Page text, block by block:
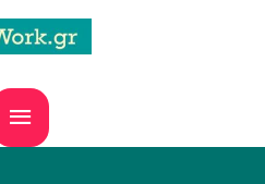
MAIN